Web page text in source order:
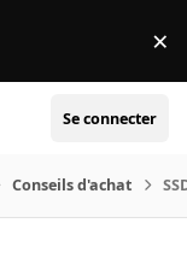
×
Se connecter
Conseils d'achat